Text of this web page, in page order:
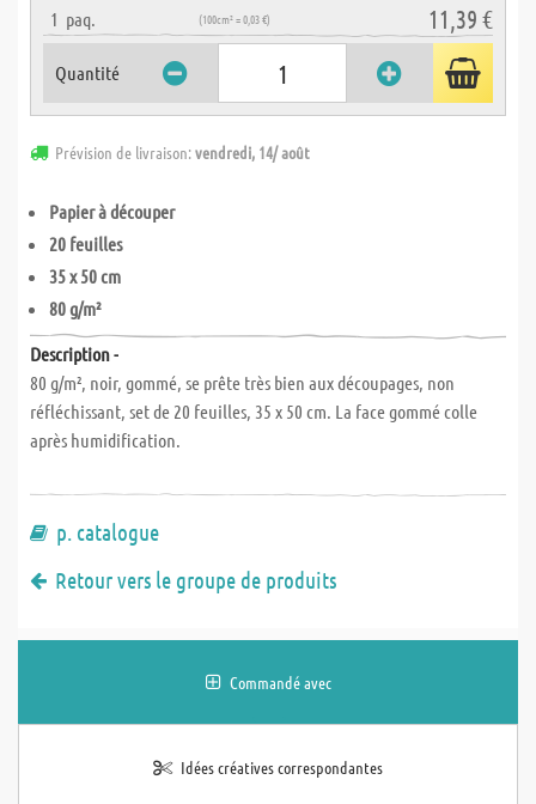
1 paq. (100cm² = 0,03 €) 11,39 €
Quantité
Prévision de livraison:vendredi, 14/ août
Papier à découper
20 feuilles
35 x 50 cm
80 g/m²
Description -
80 g/m², noir, gommé, se prête très bien aux découpages, non
réfléchissant, set de 20 feuilles, 35 x 50 cm. La face gommé colle
après humidification.
p. catalogue
Retour vers le groupe de produits
Commandé avec
Idées créatives correspondantes